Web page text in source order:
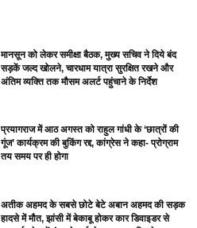
मानसून को लेकर समीक्षा बैठक, मुख्य सचिव ने दिये बंद
सड़कें जल्द खोलने, चारधाम यात्रा सुरक्षित रखने और
अंतिम व्यक्ति तक मौसम अलर्ट पहुंचाने के निर्देश
प्रयागराज में आठ अगस्त को राहुल गांधी के ‘छात्रों की
गूंज’ कार्यक्रम की बुकिंग रद्द, कांग्रेस ने कहा- प्रोग्राम
तय समय पर ही होगा
अतीक अहमद के सबसे छोटे बेटे अबान अहमद की सड़क
हादसे में मौत, झांसी में बेकाबू होकर कार डिवाइडर से